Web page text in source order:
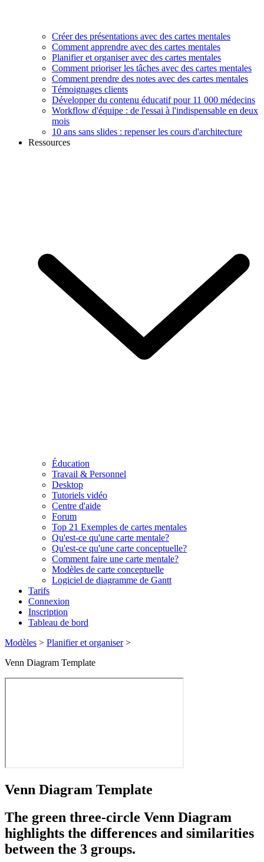
Créer des présentations avec des cartes mentales
Comment apprendre avec des cartes mentales
Planifier et organiser avec des cartes mentales
Comment prioriser les tâches avec des cartes mentales
Comment prendre des notes avec des cartes mentales
Témoignages clients
Développer du contenu éducatif pour 11 000 médecins
Workflow d'équipe : de l'essai à l'indispensable en deux
mois
10 ans sans slides : repenser les cours d'architecture
Ressources
Éducation
Travail & Personnel
Desktop
Tutoriels vidéo
Centre d'aide
Forum
Top 21 Exemples de cartes mentales
Qu'est-ce qu'une carte mentale?
Qu'est-ce qu'une carte conceptuelle?
Comment faire une carte mentale?
Modèles de carte conceptuelle
Logiciel de diagramme de Gantt
Tarifs
Connexion
Inscription
Tableau de bord
Modèles > Planifier et organiser >
Venn Diagram Template
Venn Diagram Template
The green three-circle Venn Diagram
highlights the differences and similarities
between the 3 groups.